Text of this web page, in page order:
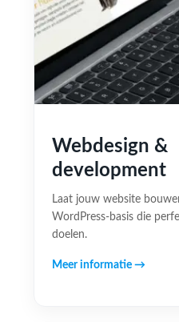
Webdesign &
development
Laat jouw website
WordPress-basis die
doelen.
Meer informatie →